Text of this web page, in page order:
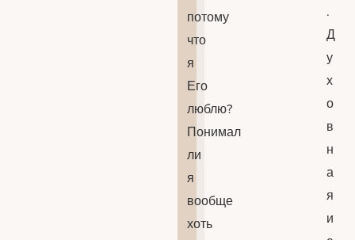
потому
что
я
Его
люблю?
Понимал
ли
я
вообще
хоть
.
Д
у
х
о
в
н
а
я
и